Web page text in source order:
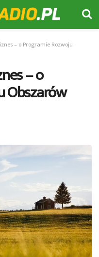
– o Programie Rozwoju
– o
Obszarów